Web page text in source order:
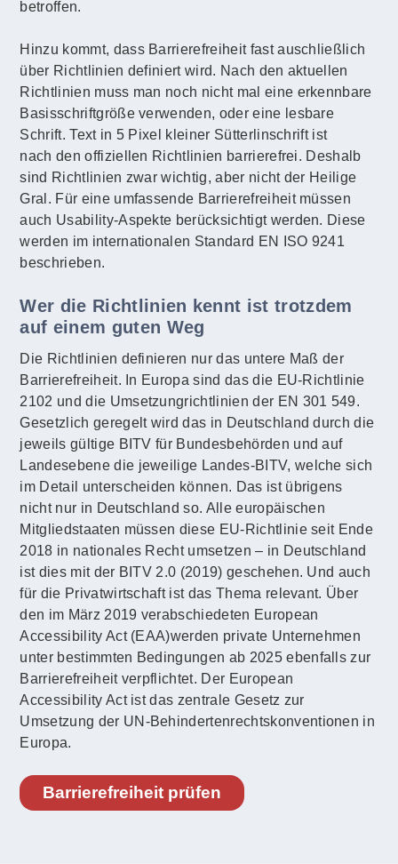
betroffen.
Hinzu kommt, dass Barrierefreiheit fast auschließlich
über Richtlinien definiert wird. Nach den aktuellen
Richtlinien muss man noch nicht mal eine erkennbare
Basisschriftgröße verwenden, oder eine lesbare
Schrift. Text in 5 Pixel kleiner Sütterlinschrift ist
nach den offiziellen Richtlinien barrierefrei. Deshalb
sind Richtlinien zwar wichtig, aber nicht der Heilige
Gral. Für eine umfassende Barrierefreiheit müssen
auch Usability-Aspekte berücksichtigt werden. Diese
werden im internationalen Standard EN ISO 9241
beschrieben.
Wer die Richtlinien kennt ist trotzdem
auf einem guten Weg
Die Richtlinien definieren nur das untere Maß der
Barrierefreiheit. In Europa sind das die EU-Richtlinie
2102 und die Umsetzungrichtlinien der EN 301 549.
Gesetzlich geregelt wird das in Deutschland durch die
jeweils gültige BITV für Bundesbehörden und auf
Landesebene die jeweilige Landes-BITV, welche sich
im Detail unterscheiden können. Das ist übrigens
nicht nur in Deutschland so. Alle europäischen
Mitgliedstaaten müssen diese EU-Richtlinie seit Ende
2018 in nationales Recht umsetzen – in Deutschland
ist dies mit der BITV 2.0 (2019) geschehen. Und auch
für die Privatwirtschaft ist das Thema relevant. Über
den im März 2019 verabschiedeten European
Accessibility Act (EAA)werden private Unternehmen
unter bestimmten Bedingungen ab 2025 ebenfalls zur
Barrierefreiheit verpflichtet. Der European
Accessibility Act ist das zentrale Gesetz zur
Umsetzung der UN-Behindertenrechtskonventionen in
Europa.
Barrierefreiheit prüfen